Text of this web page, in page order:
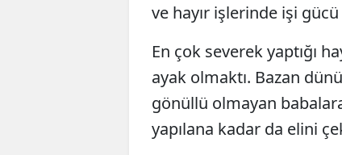
ve hayır işlerinde işi
En çok severek yaptığı
ayak olmaktı. Bazan
gönüllü olmayan
yapılana kadar da elini